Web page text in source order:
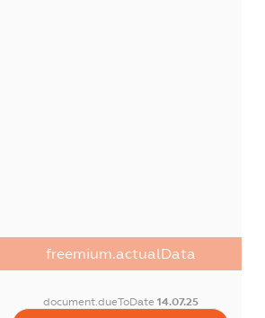
freemium.actualData
document.dueToDate 14.07.25